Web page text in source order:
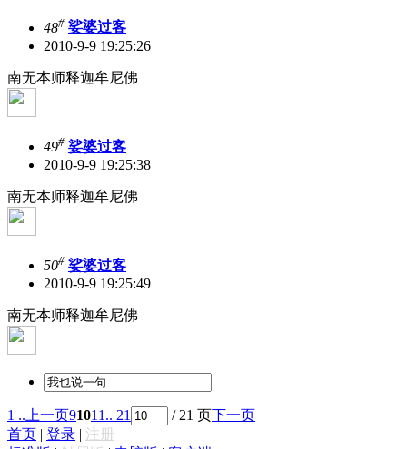
48# 娑婆过客
2010-9-9 19:25:26
南无本师释迦牟尼佛
49# 娑婆过客
2010-9-9 19:25:38
南无本师释迦牟尼佛
50# 娑婆过客
2010-9-9 19:25:49
南无本师释迦牟尼佛
1 ..上一页91011.. 21 / 21 页
下一页
首页
登录
注册